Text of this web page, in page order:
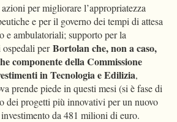
per migliorare l’appropriatezza
e per il governo dei tempi di attesa
e ambulatoriali; supporto per la
perBortolan che, non a caso,
componente della Commissione
in Tecnologia e Edilizia,
prende piede in questi mesi (si è fase di
dei progetti più innovativi per un nuovo
da 481 milioni di euro.